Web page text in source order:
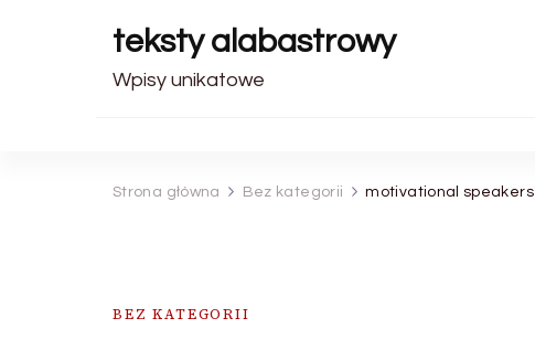
teksty alabastrowy
Wpisy unikatowe
Strona główna Bez kategorii motivational speakers
BEZ KATEGORII